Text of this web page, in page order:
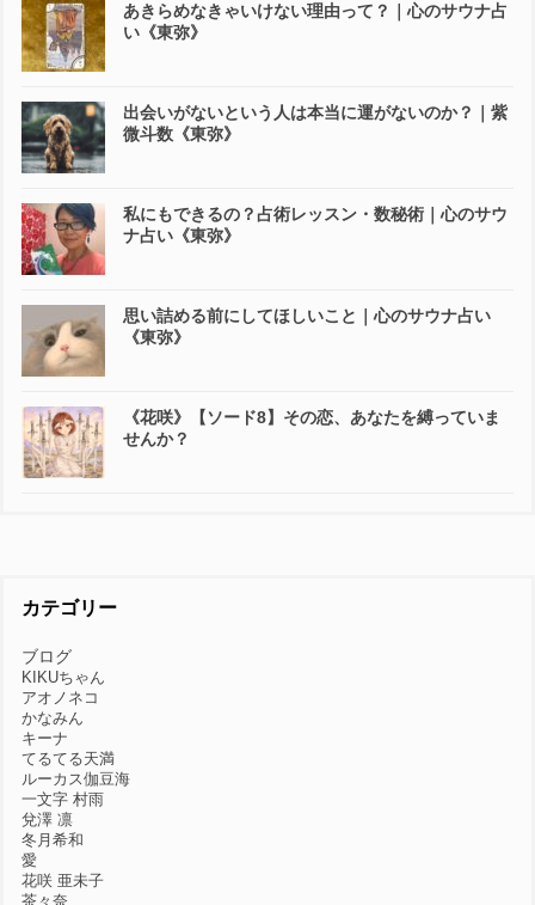
あきらめなきゃいけない理由って？｜心のサウナ占
い《東弥》
出会いがないという人は本当に運がないのか？｜紫
微斗数《東弥》
私にもできるの？占術レッスン・数秘術｜心のサウ
ナ占い《東弥》
思い詰める前にしてほしいこと｜心のサウナ占い
《東弥》
《花咲》【ソード8】その恋、あなたを縛っていま
せんか？
カテゴリー
ブログ
KIKUちゃん
アオノネコ
かなみん
キーナ
てるてる天満
ルーカス伽豆海
一文字 村雨
兌澤 凛
冬月希和
愛
花咲 亜未子
茶々奈